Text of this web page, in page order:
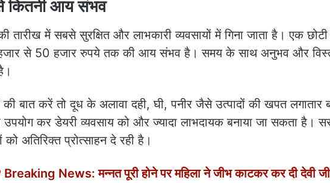
कितनी आय संभव
तारीख में सबसे सुरक्षित और लाभकारी व्यवसायों में गिना जाता है। एक
हजार से 50 हजार रुपये तक की आय संभव है। समय के साथ अनुभव और
बात करें तो दूध के अलावा दही, घी, पनीर जैसे उत्पादों की खपत लगातार
कर डेयरी व्यवसाय को और ज्यादा लाभदायक बनाया जा सकता है।
अतिरिक्त प्रोत्साहन दे रही है।
News: मन्नत पूरी होने पर महिला ने जीभ काटकर कर दी देवी जी